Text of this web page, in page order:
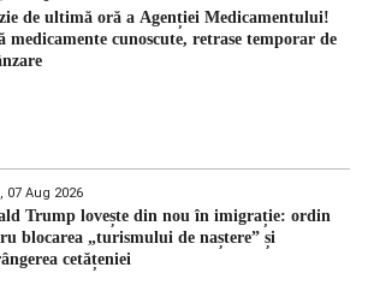
de ultimă oră a Agenției Medicamentului!
medicamente cunoscute, retrase temporar de
07 Aug 2026
Trump lovește din nou în imigrație: ordin
blocarea „turismului de naștere” și
cetățeniei